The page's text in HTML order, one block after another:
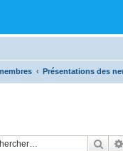
Présentations des